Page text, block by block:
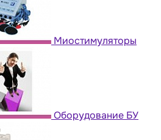
Миостимуляторы
Оборудование БУ